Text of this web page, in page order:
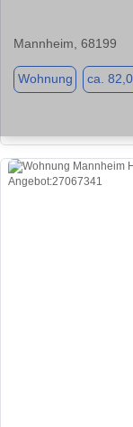
Mannheim, 68199
Wohnung ca.